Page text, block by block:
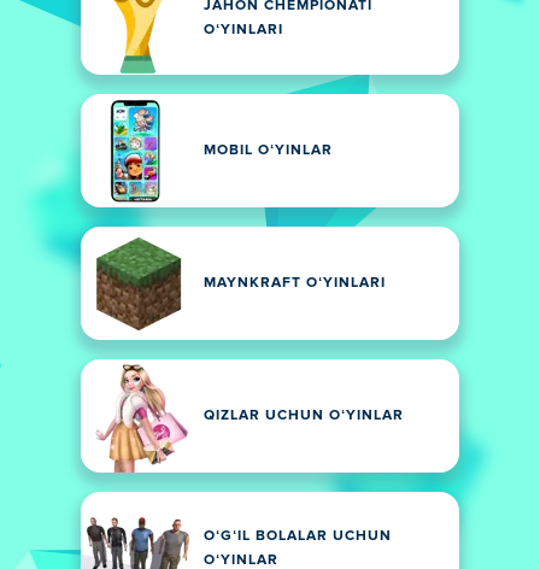
JAHON CHEMPIONATI
OʻYINLARI
MOBIL OʻYINLAR
MAYNKRAFT OʻYINLARI
QIZLAR UCHUN OʻYINLAR
OʻGʻIL BOLALAR UCHUN
OʻYINLAR